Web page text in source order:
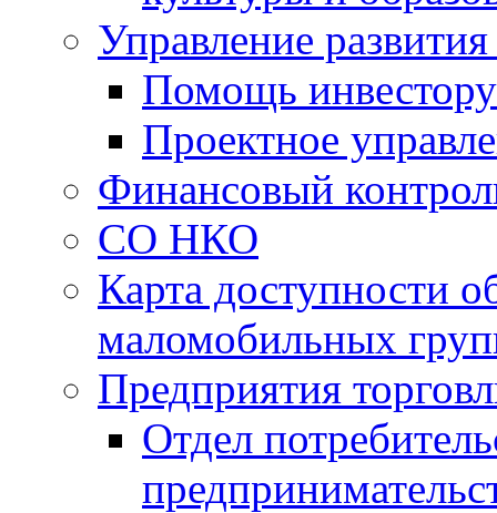
Управление
Помощь инвестору
Проектное
Финансовый
СО НКО
Карта доступности
маломобильных
Предприятия
Отдел